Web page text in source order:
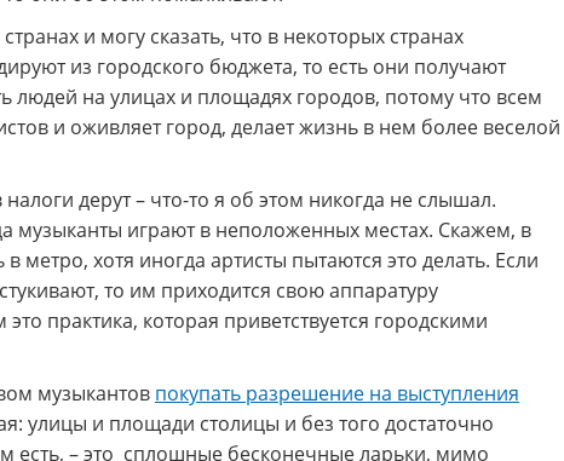
и могу сказать, что в некоторых странах
из городского бюджета, то есть они получают
людей на улицах и площадях городов, потому что всем
и оживляет город, делает жизнь в нем более веселой
дерут – что-то я об этом никогда не слышал.
музыканты играют в неположенных местах. Скажем, в
метро, хотя иногда артисты пытаются это делать. Если
то им приходится свою аппаратуру
практика, которая приветствуется городскими
музыкантов покупать разрешение на выступления
улицы и площади столицы и без того достаточно
есть, – это сплошные бесконечные ларьки, мимо